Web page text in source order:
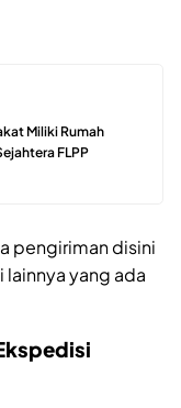
Miliki Rumah
FLPP
pengiriman disini
yang ada